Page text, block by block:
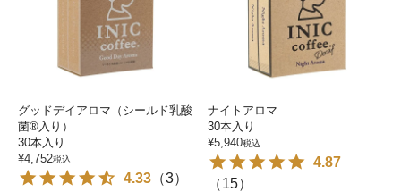
グッドデイアロマ（シールド乳酸
菌®入り）
30本入り
¥4,752税込
4.33 （3）
ナイトアロマ
30本入り
¥5,940税込
4.87
（15）